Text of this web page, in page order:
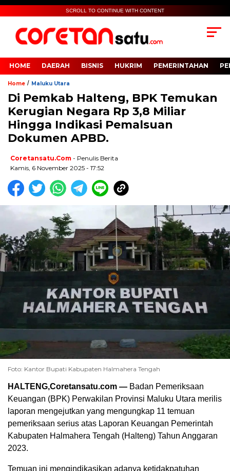
SCROLL TO CONTINUE WITH CONTENT
HOME DAERAH BISNIS HUKRIM PEMERINTAHAN
Home / Maluku Utara
Di Pemkab Halteng, BPK Temukan
Kerugian Negara Rp 3,8 Miliar
Hingga Indikasi Pemalsuan
Dokumen APBD.
Coretansatu.com - Penulis Berita
Kamis, 6 November 2025 - 17:52
Foto: Kantor Bupati Kabupaten Halmahera Tengah
HALTENG,Coretansatu.com — Badan Pemeriksaan
Keuangan (BPK) Perwakilan Provinsi Maluku Utara merilis
laporan mengejutkan yang mengungkap 11 temuan
pemeriksaan serius atas Laporan Keuangan Pemerintah
Kabupaten Halmahera Tengah (Halteng) Tahun Anggaran
2023.
Temuan ini mengindikasikan adanya ketidakpatuhan